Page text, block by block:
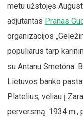
metu užstojęs
adjutantas Pranas
organizacijos
populiarus tarp
su Antanu Smetona.
Lietuvos banko
Platelius, vėliau į
perversmą. 1934 m.,